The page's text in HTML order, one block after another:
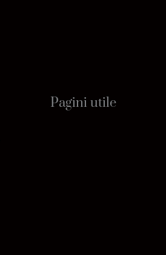
Pagini utile